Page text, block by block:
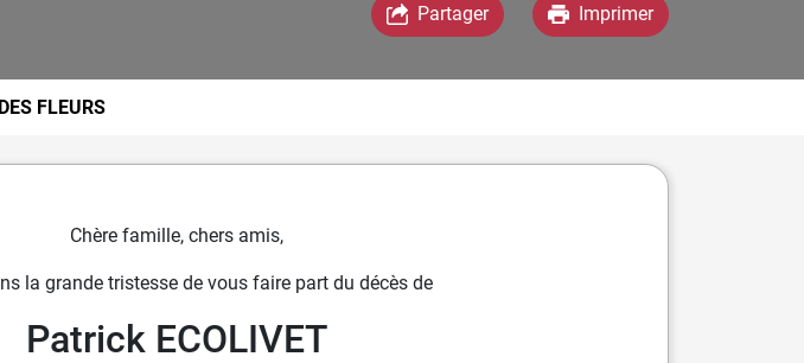
Partager Imprimer
FLEURS
Chère famille, chers amis,
la grande tristesse de vous faire part du décès de
Patrick ECOLIVET